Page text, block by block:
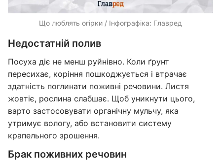
Що люблять огірки / Інфографіка: Главред
Недостатній полив
Посуха діє не менш руйнівно. Коли ґрунт
пересихає, коріння пошкоджується і втрачає
здатність поглинати поживні речовини. Листя
жовтіє, рослина слабшає. Щоб уникнути цього,
варто застосовувати органічну мульчу, яка
утримує вологу, або встановити систему
крапельного зрошення.
Брак поживних речовин